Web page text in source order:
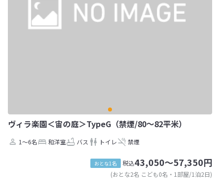
ヴィラ楽園＜宙の庭＞TypeG（禁煙/80～82平米）
1～6名 和洋室 バス トイレ 禁煙
おとな1名 税込43,050～57,350円
(おとな2名 こども0名・1部屋/1泊2日)